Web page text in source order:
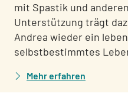
mit Spastik und
Unterstützung trägt
Andrea wieder ein
selbstbestimmtes
Mehr erfahren